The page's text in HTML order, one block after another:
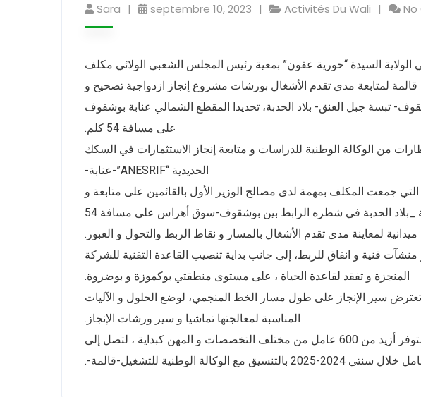
Sara septembre 10, 2023 Activités Du Wali
صباح يوم الأحد 10 سبتمبر 2023 والي الولاية السيدة “حورية عقون” بمعية رئيس المجلس الشعبي الولائي مكلف
قالمة لمتابعة مدى تقدم الأشغال بورشات مشروع إنجاز ازدواجية تصحيح و
تبسة جبل العنق- بلاد الحدبة، تحديدا المقطع الشمالي عنابة بوشقوف
على مسافة 54 كلم.
من الوكالة الوطنية للدراسات و متابعة إنجاز الاستثمارات في السكك
الحديدية “ANESRIF”-عنابة-
جمعت المكلف بمهمة لدى مصالح الوزير الأول بالقائمين على متابعة و
إنجاز مشروع ازدواجية خط السكة الحديدية عنابة _بلاد الحدبة في شطره الرابط بين بوشقوف-سوق أهراس على مسافة 54
لمعاينة مدى تقدم الأشغال بالمسار و نقاط الربط والتحول و العبور.
فنية و انفاق للربط، إلى جانب بداية تنصيب القاعدة التقنية للشركة
المنجزة و تفقد لقاعدة الحياة ، على مستوى منطقتي بوكموزة و بوضروة.
تعترض سير الإنجاز على طول مسار الخط المنجمي، لوضع الحلول و الآليات
المناسبة لمعالجتها تماشيا و سير ورشات الإنجاز.
للإشارة، ورشات الإنجاز تتطلب يد عاملة، إذ ستوفر أزيد من 600 عامل من مختلف التخصصات و المهن كبداية ، لتصل إلى